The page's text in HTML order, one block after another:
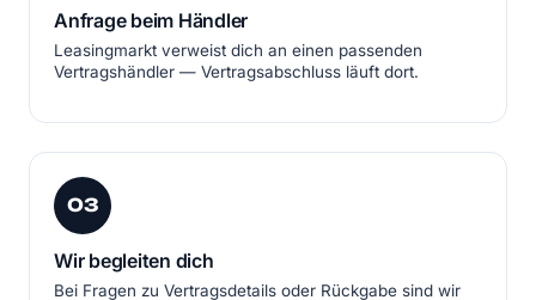
Anfrage beim Händler
Leasingmarkt verweist dich an einen passenden
Vertragshändler — Vertragsabschluss läuft dort.
03
Wir begleiten dich
Bei Fragen zu Vertragsdetails oder Rückgabe sind wir